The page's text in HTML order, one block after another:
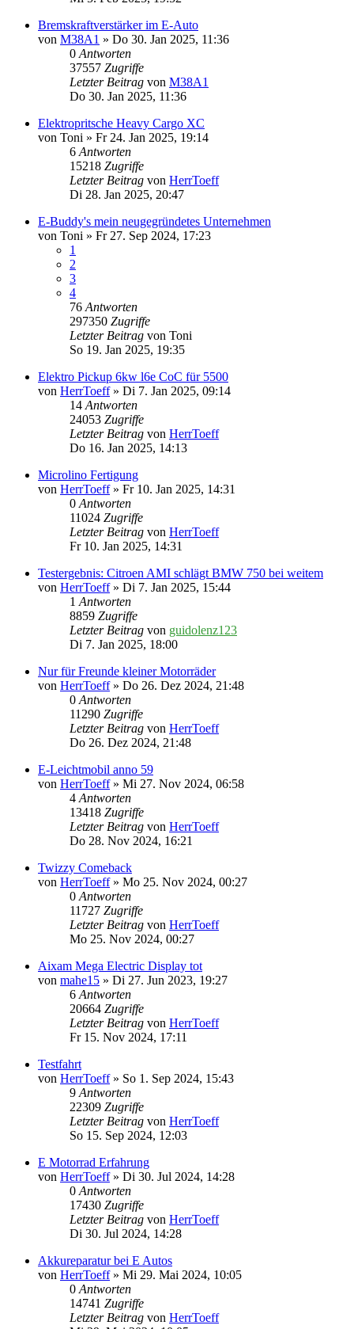
Bremskraftverstärker im E-Auto
von M38A1 » Do 30. Jan 2025, 11:36
0Antworten
37557 Zugriffe
Letzter Beitrag von M38A1
Do 30. Jan 2025, 11:36
Elektropritsche Heavy Cargo XC
von Toni » Fr 24. Jan 2025, 19:14
6Antworten
15218 Zugriffe
Letzter Beitrag von HerrToeff
Di 28. Jan 2025, 20:47
E-Buddy's mein neugegründetes Unternehmen
von Toni » Fr 27. Sep 2024, 17:23
1
2
3
4
76Antworten
297350 Zugriffe
Letzter Beitrag von Toni
So 19. Jan 2025, 19:35
Elektro Pickup 6kw l6e CoC für 5500
von HerrToeff» Di 7. Jan 2025, 09:14
14Antworten
24053 Zugriffe
Letzter Beitrag von HerrToeff
Do 16. Jan 2025, 14:13
Microlino Fertigung
von HerrToeff» Fr 10. Jan 2025, 14:31
0Antworten
11024 Zugriffe
Letzter Beitrag von HerrToeff
Fr 10. Jan 2025, 14:31
Testergebnis: Citroen AMI schlägt BMW 750 bei weitem
von HerrToeff» Di 7. Jan 2025, 15:44
1Antworten
8859 Zugriffe
Letzter Beitrag von guidolenz123
Di 7. Jan 2025, 18:00
Nur für Freunde kleiner Motorräder
von HerrToeff» Do 26. Dez 2024, 21:48
0Antworten
11290 Zugriffe
Letzter Beitrag von HerrToeff
Do 26. Dez 2024, 21:48
E-Leichtmobil anno 59
von HerrToeff» Mi 27. Nov 2024, 06:58
4Antworten
13418 Zugriffe
Letzter Beitrag von HerrToeff
Do 28. Nov 2024, 16:21
Twizzy Comeback
von HerrToeff» Mo 25. Nov 2024, 00:27
0Antworten
11727 Zugriffe
Letzter Beitrag von HerrToeff
Mo 25. Nov 2024, 00:27
Aixam Mega Electric Display tot
von mahe15 » Di 27. Jun 2023, 19:27
6Antworten
20664 Zugriffe
Letzter Beitrag von HerrToeff
Fr 15. Nov 2024, 17:11
Testfahrt
von HerrToeff» So 1. Sep 2024, 15:43
9Antworten
22309 Zugriffe
Letzter Beitrag von HerrToeff
So 15. Sep 2024, 12:03
E Motorrad Erfahrung
von HerrToeff» Di 30. Jul 2024, 14:28
0Antworten
17430 Zugriffe
Letzter Beitrag von HerrToeff
Di 30. Jul 2024, 14:28
Akkureparatur bei E Autos
von HerrToeff» Mi 29. Mai 2024, 10:05
0Antworten
14741 Zugriffe
Letzter Beitrag von HerrToeff